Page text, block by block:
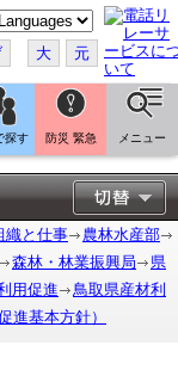
大 元
探す 防災 緊急 メニュー
織と仕事
農林水産部
森林・林業振興局
県
用促進
鳥取県産材利
進基本方針）